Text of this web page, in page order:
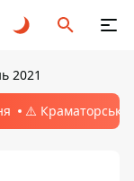
2021
⚠️ Краматорськ,